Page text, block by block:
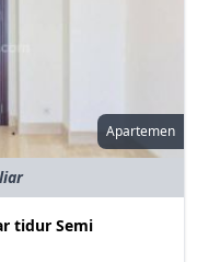
Apartemen
tidur Semi